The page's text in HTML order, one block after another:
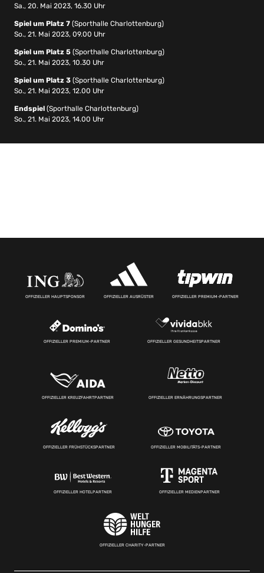
Sa., 20. Mai 2023, 16.30 Uhr
Spiel um Platz 7 (Sporthalle Charlottenburg)
So., 21. Mai 2023, 09.00 Uhr
Spiel um Platz 5 (Sporthalle Charlottenburg)
So., 21. Mai 2023, 10.30 Uhr
Spiel um Platz 3 (Sporthalle Charlottenburg)
So., 21. Mai 2023, 12.00 Uhr
Endspiel (Sporthalle Charlottenburg)
So., 21. Mai 2023, 14.00 Uhr
OFFIZIELLER HAUPTSPONSOR OFFIZIELLER AUSRÜSTER OFFIZIELLER PREMIUM-PARTNER
OFFIZIELLER PREMIUM-PARTNER OFFIZIELLER GESUNDHEITSPARTNER
OFFIZIELLER KREUZFAHRTPARTNER OFFIZIELLER ERNÄHRUNGSPARTNER
OFFIZIELLER FRÜHSTÜCKSPARTNER OFFIZIELLER MOBILITÄTS-PARTNER
OFFIZIELLER HOTELPARTNER OFFIZIELLER MEDIENPARTNER
OFFIZIELLER CHARITY-PARTNER